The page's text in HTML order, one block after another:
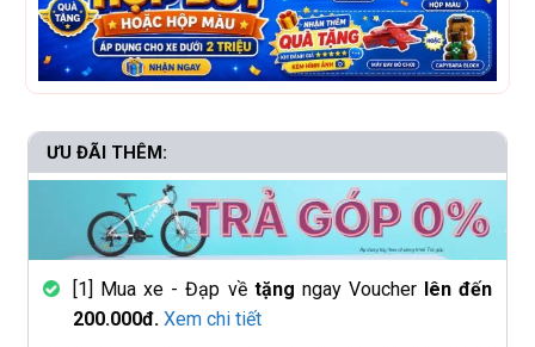
ƯU ĐÃI THÊM:
[1] Mua xe - Đạp về tặng ngay Voucher lên đến
200.000đ. Xem chi tiết